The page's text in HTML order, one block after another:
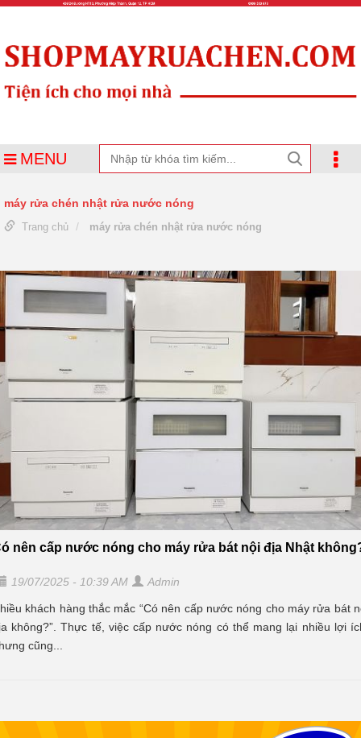
MENU
máy rửa chén nhật rửa nước nóng
Trang chủ máy rửa chén nhật rửa nước nóng
nên cấp nước nóng cho máy rửa bát nội địa Nhật
19/07/2025 - 10:39 AM Admin
khách hàng thắc mắc “Có nên cấp nước nóng cho máy rửa bát
không?”. Thực tế, việc cấp nước nóng có thể mang lại nhiều lợi
cũng...